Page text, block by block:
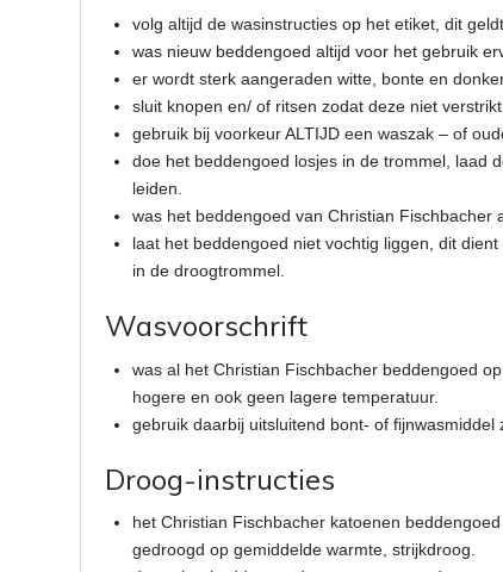
volg altijd de wasinstructies op het etiket, dit
was nieuw beddengoed altijd voor het gebruik
er wordt sterk aangeraden witte, bonte en
sluit knopen en/ of ritsen zodat deze niet
gebruik bij voorkeur ALTIJD een waszak – of
doe het beddengoed losjes in de trommel, laad
leiden.
was het beddengoed van Christian Fischbacher
laat het beddengoed niet vochtig liggen, dit
in de droogtrommel.
Wasvoorschrift
was al het Christian Fischbacher beddengoed
hogere en ook geen lagere temperatuur.
gebruik daarbij uitsluitend bont- of fijnwasmiddel
Droog-instructies
het Christian Fischbacher katoenen
gedroogd op gemiddelde warmte, strijkdroog.